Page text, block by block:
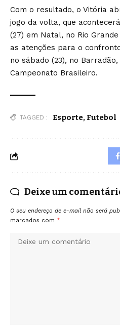
Com o resultado, o Vitória
jogo da volta, que
(27) em Natal, no Rio
as atenções para o
no sábado (23), no
Campeonato Brasileiro.
TAGGED : Esporte, Futebol
Deixe um
O seu endereço de e-mail não será
marcados com *